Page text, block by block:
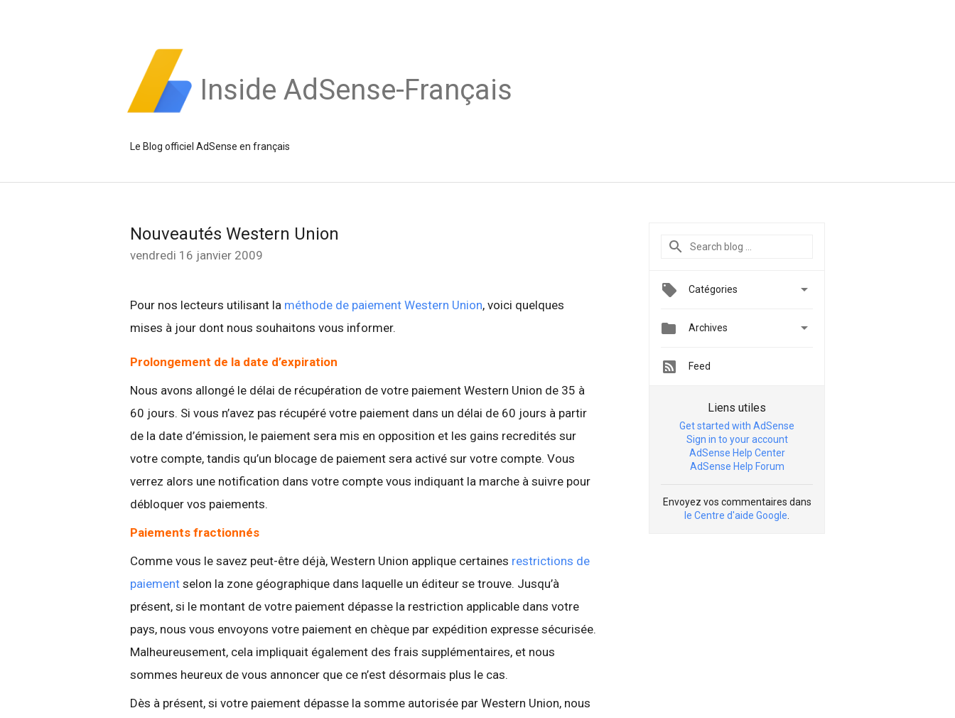
Inside AdSense-Français
Le Blog officiel AdSense en français
Nouveautés Western Union
vendredi 16 janvier 2009
Pour nos lecteurs utilisant la méthode de paiement Western Union, voici quelques
mises à jour dont nous souhaitons vous informer.
Prolongement de la date d’expiration
Nous avons allongé le délai de récupération de votre paiement Western Union de 35 à
60 jours. Si vous n’avez pas récupéré votre paiement dans un délai de 60 jours à partir
de la date d’émission, le paiement sera mis en opposition et les gains recredités sur
votre compte, tandis qu’un blocage de paiement sera activé sur votre compte. Vous
verrez alors une notification dans votre compte vous indiquant la marche à suivre pour
débloquer vos paiements.
Paiements fractionnés
Comme vous le savez peut-être déjà, Western Union applique certaines restrictions de
paiement selon la zone géographique dans laquelle un éditeur se trouve. Jusqu’à
présent, si le montant de votre paiement dépasse la restriction applicable dans votre
pays, nous vous envoyons votre paiement en chèque par expédition expresse sécurisée.
Malheureusement, cela impliquait également des frais supplémentaires, et nous
sommes heureux de vous annoncer que ce n’est désormais plus le cas.
Dès à présent, si votre paiement dépasse la somme autorisée par Western Union, nous
Catégories 
 Archives 
Feed
Liens utiles
Get started with AdSense
Sign in to your account
AdSense Help Center
AdSense Help Forum
Envoyez vos commentaires dans
le Centre d'aide Google